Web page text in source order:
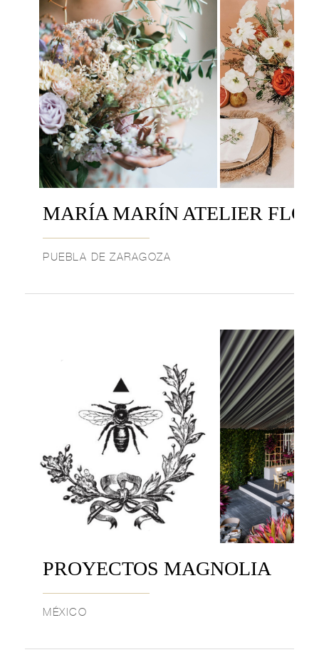
MARÍA MARÍN ATELIER
PUEBLA DE ZARAGOZA
PROYECTOS MAGNOLIA
MÉXICO